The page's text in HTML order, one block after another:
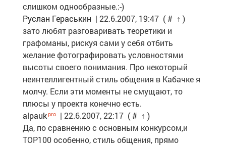
слишком однообразные.:-)
Руслан Гераськин | 22.6.2007, 19:47 (# ↑ )
зато любят разговаривать теоретики и
графоманы, рискуя сами у себя отбить
желание фотографировать условностями
высоты своего понимания. Про некоторый
неинтеллигентный стиль общения в Кабачке я
молчу. Если эти моменты не смущают, то
плюсы у проекта конечно есть.
alpauk
| 22.6.2007, 22:17 (# ↑ )
Да, по сравнению с основным конкурсом,и
ТОР100 особенно, стиль общения, прямо